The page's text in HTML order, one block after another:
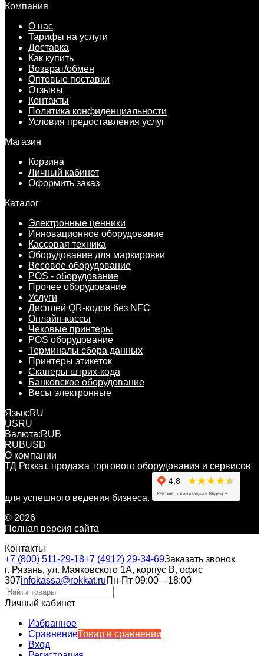
Компания
О нас
Тарифы на услуги
Доставка
Как купить
Возврат/обмен
Оптовые поставки
Отзывы
Контакты
Политика конфиденциальности
Условия предоставления услуг
Магазин
Корзина
Личный кабинет
Оформить заказ
Каталог
Электронные ценники
Инновационное оборудование
Кассовая техника
Оборудование для маркировки
Весовое оборудование
POS - оборудование
Прочее оборудование
Услуги
Дисплей QR-кодов без NFC
Онлайн-кассы
Чековые принтеры
POS оборудование
Терминалы сбора данных
Принтеры этикеток
Сканеры штрих-кода
Банковское оборудование
Весы электронные
Язык:RU
USRU
Валюта:RUB
RUBUSD
О компании
ТД Роккат, продажа торгового оборудования и сервисов
для успешного ведения бизнеса.
© 2026
Полная версия сайта
Контакты
+7 (800) 511-29-18+7 (4912) 29-34-69Заказать звонок
г. Рязань, ул. Маяковского 1А, корпус B, офис
307infokassa@rokkat.ruПн-Пт 09:00—18:00
Личный кабинет
Избранное
СравнениеТовар в сравнении
Вход